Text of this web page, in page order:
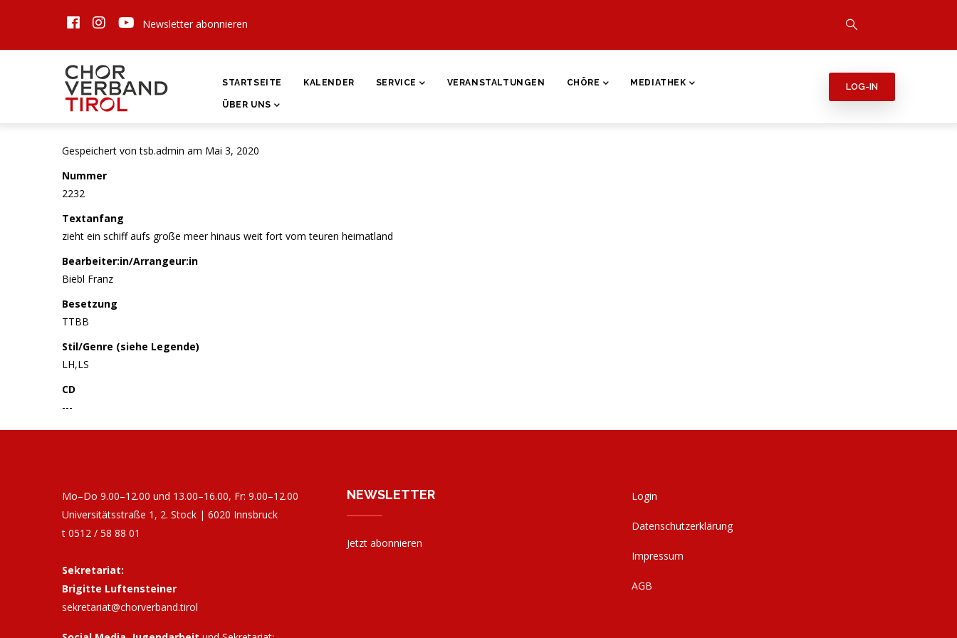
Newsletter abonnieren
HAUPTNAVIGATION
STARTSEITE KALENDER SERVICE VERANSTALTUNGEN CHÖRE MEDIATHEK
ÜBER UNS
LOG-IN
Gespeichert vontsb.admin am Mai 3, 2020
Nummer
2232
Textanfang
zieht ein schiff aufs große meer hinaus weit fort vom teuren heimatland
Bearbeiter:in/Arrangeur:in
Biebl Franz
Besetzung
TTBB
Stil/Genre (siehe Legende)
LH,LS
CD
---
Mo–Do 9.00–12.00 und 13.00–16.00, Fr: 9.00–12.00
Universitätsstraße 1, 2. Stock | 6020 Innsbruck
t 0512 / 58 88 01
Sekretariat:
Brigitte Luftensteiner
sekretariat@chorverband.tirol
NEWSLETTER
Jetzt abonnieren
Login
Datenschutzerklärung
Impressum
AGB